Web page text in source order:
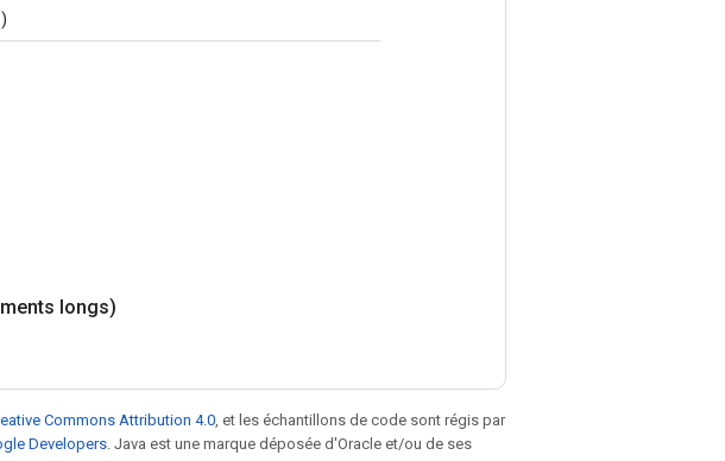
longs)
Commons Attribution 4.0, et les échantillons de code sont régis par
Developers. Java est une marque déposée d'Oracle et/ou de ses